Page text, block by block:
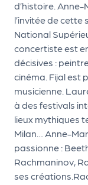
d’histoire.
l’invitée de
National
concertiste est
décisives :
cinéma. Fijal est
musicienne.
à des festivals
lieux mythiques
Milan… Anne-
passionne :
Rachmaninov,
ses
os
se
rvi
ce
s
L
e
k
it